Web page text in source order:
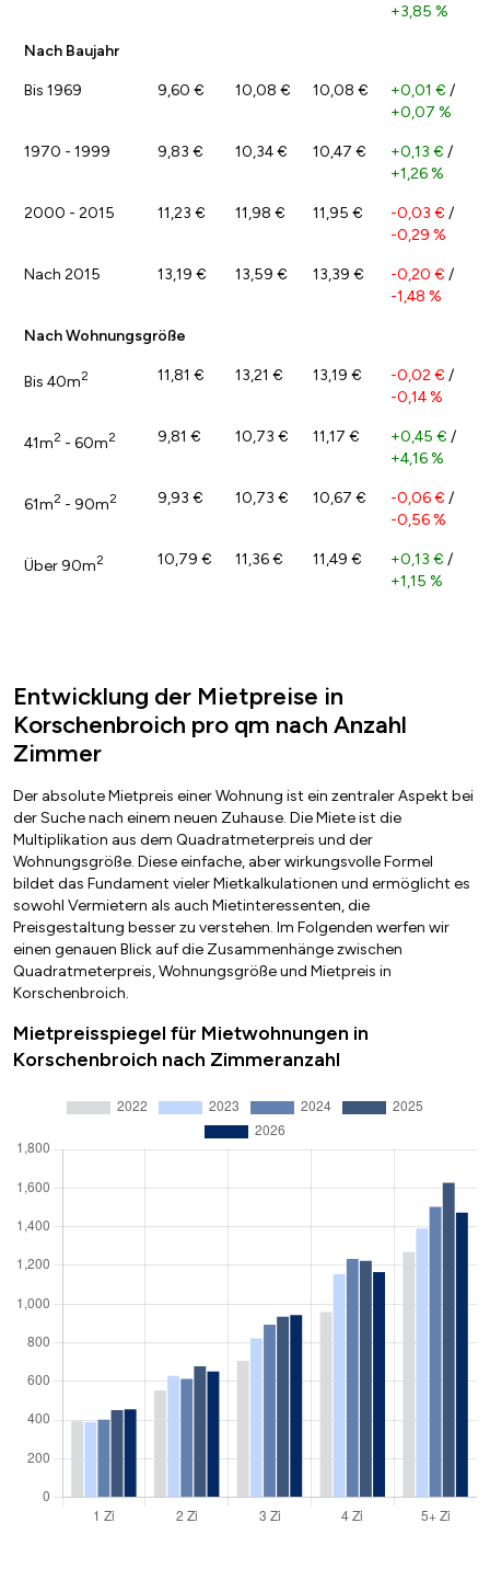
+3,85 %
Nach Baujahr
Bis 1969 9,60 € 10,08 € 10,08 € +0,01 € /
+0,07 %
1970 - 1999 9,83 € 10,34 € 10,47 € +0,13 € /
+1,26 %
2000 - 2015 11,23 € 11,98 € 11,95 € -0,03 € /
-0,29 %
Nach 2015 13,19 € 13,59 € 13,39 € -0,20 € /
-1,48 %
Nach Wohnungsgröße
Bis 40m2 11,81 € 13,21 € 13,19 € -0,02 € /
-0,14 %
41m2 - 60m2 9,81 € 10,73 € 11,17 € +0,45 € /
+4,16 %
61m2 - 90m2 9,93 € 10,73 € 10,67 € -0,06 € /
-0,56 %
Über 90m2 10,79 € 11,36 € 11,49 € +0,13 € /
+1,15 %
Entwicklung der Mietpreise in
Korschenbroich pro qm nach Anzahl
Zimmer
Der absolute Mietpreis einer Wohnung ist ein zentraler Aspekt bei
der Suche nach einem neuen Zuhause. Die Miete ist die
Multiplikation aus dem Quadratmeterpreis und der
Wohnungsgröße. Diese einfache, aber wirkungsvolle Formel
bildet das Fundament vieler Mietkalkulationen und ermöglicht es
sowohl Vermietern als auch Mietinteressenten, die
Preisgestaltung besser zu verstehen. Im Folgenden werfen wir
einen genauen Blick auf die Zusammenhänge zwischen
Quadratmeterpreis, Wohnungsgröße und Mietpreis in
Korschenbroich.
Mietpreisspiegel für Mietwohnungen in
Korschenbroich nach Zimmeranzahl